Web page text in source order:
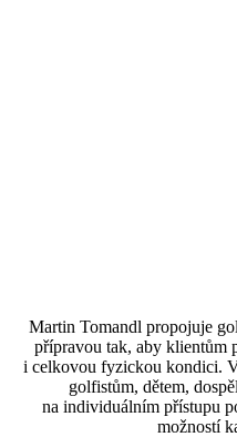
Martin Tomandl propojuje
přípravou tak, aby klientům
i celkovou fyzickou kondici.
golfistům, dětem,
na individuálním přístupu
možností